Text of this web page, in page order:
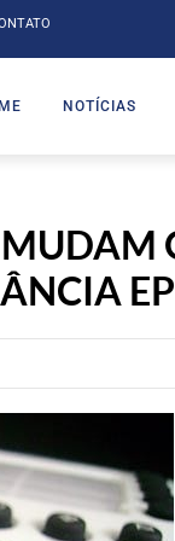
NOTÍCIAS